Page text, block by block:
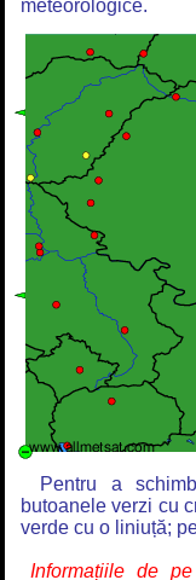
meteorologice.
Pentru a
butoanele verzi cu
verde cu o liniuță;
Informațiile de